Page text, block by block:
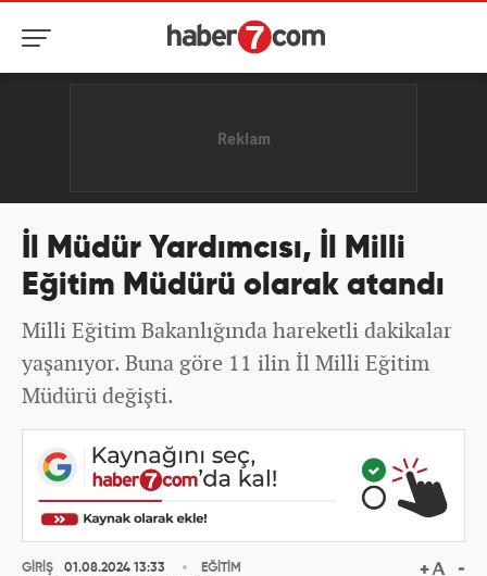
İl Müdür Yardımcısı, İl Milli
Eğitim Müdürü olarak atandı
Milli Eğitim Bakanlığında hareketli dakikalar
yaşanıyor. Buna göre 11 ilin İl Milli Eğitim
Müdürü değişti.
GİRİŞ
01.08.2024 13:33
EĞİTİM